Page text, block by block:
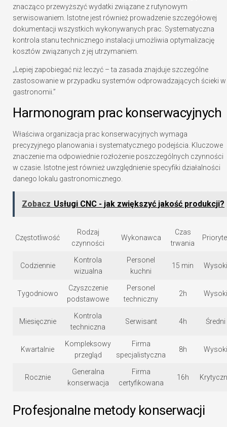
znacząco przewyższyć wydatki związane z rutynowym
serwisowaniem. Istotne jest również prowadzenie szczegółowej
dokumentacji wszystkich wykonywanych prac. Systematyczna
kontrola stanu technicznego instalacji umożliwia optymalizację
kosztów związanych z jej utrzymaniem.
„Lepiej zapobiegać niż leczyć – ta zasada znajduje szczególne
zastosowanie w przypadku systemów odprowadzających ścieki w
gastronomii.”
Harmonogram prac konserwacyjnych
Właściwa organizacja prac konserwacyjnych wymaga
precyzyjnego planowania i systematycznego podejścia. Kluczowe
znaczenie ma odpowiednie rozłożenie poszczególnych czynności
w czasie. Istotne jest również uwzględnienie specyfiki działalności
danego lokalu gastronomicznego.
Zobacz Usługi CNC - jak zwiększyć jakość produkcji?
Częstotliwość
Rodzaj
czynności
Wykonawca
Czas
trwania
Codziennie
Kontrola
wizualna
Personel
kuchni
15 min Wysoki
Tygodniowo
Czyszczenie
podstawowe
Personel
techniczny
2h Wysoki
Miesięcznie
Kontrola
techniczna
Serwisant 4h Średni
Kwartalnie
Kompleksowy
przegląd
Firma
specjalistyczna
8h Wysoki
Rocznie
Generalna
konserwacja
Firma
certyfikowana
16h
Profesjonalne metody konserwacji